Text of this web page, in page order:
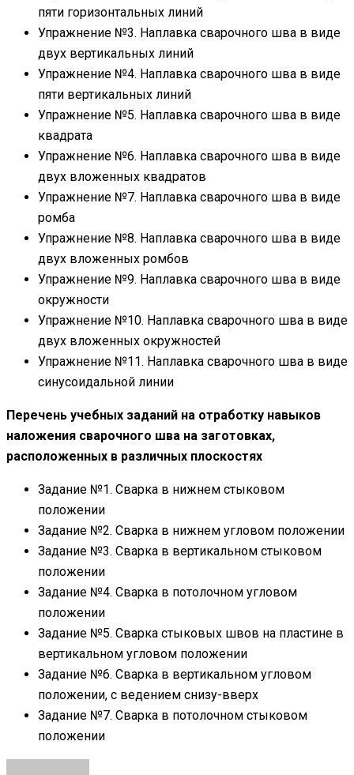
пяти горизонтальных линий
Упражнение №3. Наплавка сварочного шва в виде
двух вертикальных линий
Упражнение №4. Наплавка сварочного шва в виде
пяти вертикальных линий
Упражнение №5. Наплавка сварочного шва в виде
квадрата
Упражнение №6. Наплавка сварочного шва в виде
двух вложенных квадратов
Упражнение №7. Наплавка сварочного шва в виде
ромба
Упражнение №8. Наплавка сварочного шва в виде
двух вложенных ромбов
Упражнение №9. Наплавка сварочного шва в виде
окружности
Упражнение №10. Наплавка сварочного шва в виде
двух вложенных окружностей
Упражнение №11. Наплавка сварочного шва в виде
синусоидальной линии
Перечень учебных заданий на отработку навыков
наложения сварочного шва на заготовках,
расположенных в различных плоскостях
Задание №1. Сварка в нижнем стыковом
положении
Задание №2. Сварка в нижнем угловом положении
Задание №3. Сварка в вертикальном стыковом
положении
Задание №4. Сварка в потолочном угловом
положении
Задание №5. Сварка стыковых швов на пластине в
вертикальном угловом положении
Задание №6. Сварка в вертикальном угловом
положении, с ведением снизу-вверх
Задание №7. Сварка в потолочном стыковом
положении